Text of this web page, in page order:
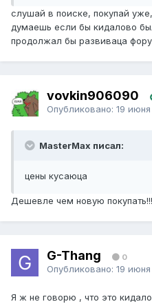
слушай в поиске, покупай
думаешь если бы кидалово
продолжал бы развиваца
vovkin906090
Опубликовано: 19
MasterMax писал:
цены кусаюца
Дешевле чем новую
G-Thang 0
Опубликовано: 19
Я ж не говорю , что это